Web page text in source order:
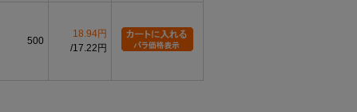
500
18.94円
17.22円